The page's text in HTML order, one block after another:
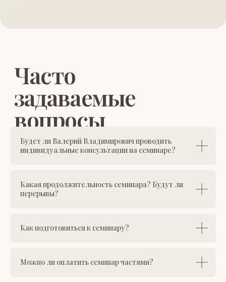
Будет ли Валерий Владимирович проводить
индивидуальные консультации на семинаре?
Какая продолжительность семинара? Будут ли
перерывы?
Как подготовиться к семинару?
Можно ли оплатить семинар частями?